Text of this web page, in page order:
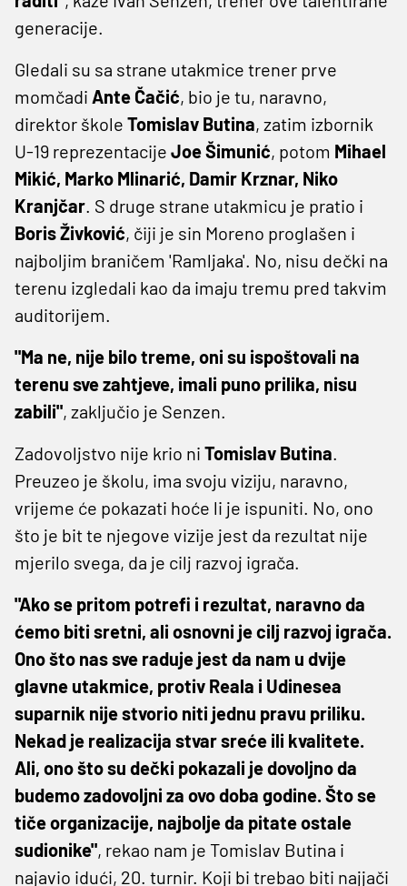
generacije.
Gledali su sa strane utakmice trener prve
momčadi Ante Čačić, bio je tu, naravno,
direktor škole Tomislav Butina, zatim izbornik
U-19 reprezentacije Joe Šimunić, potom Mihael
Mikić, Marko Mlinarić, Damir Krznar, Niko
Kranjčar. S druge strane utakmicu je pratio i
Boris Živković, čiji je sin Moreno proglašen i
najboljim braničem 'Ramljaka'. No, nisu dečki na
terenu izgledali kao da imaju tremu pred takvim
auditorijem.
"Ma ne, nije bilo treme, oni su ispoštovali na
terenu sve zahtjeve, imali puno prilika, nisu
zabili", zaključio je Senzen.
Zadovoljstvo nije krio ni Tomislav Butina.
Preuzeo je školu, ima svoju viziju, naravno,
vrijeme će pokazati hoće li je ispuniti. No, ono
što je bit te njegove vizije jest da rezultat nije
mjerilo svega, da je cilj razvoj igrača.
"Ako se pritom potrefi i rezultat, naravno da
ćemo biti sretni, ali osnovni je cilj razvoj igrača.
Ono što nas sve raduje jest da nam u dvije
glavne utakmice, protiv Reala i Udinesea
suparnik nije stvorio niti jednu pravu priliku.
Nekad je realizacija stvar sreće ili kvalitete.
Ali, ono što su dečki pokazali je dovoljno da
budemo zadovoljni za ovo doba godine. Što se
tiče organizacije, najbolje da pitate ostale
sudionike", rekao nam je Tomislav Butina i
najavio idući, 20. turnir. Koji bi trebao biti najjači